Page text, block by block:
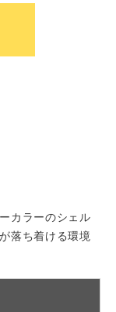
カラーのシェル
落ち着ける環境